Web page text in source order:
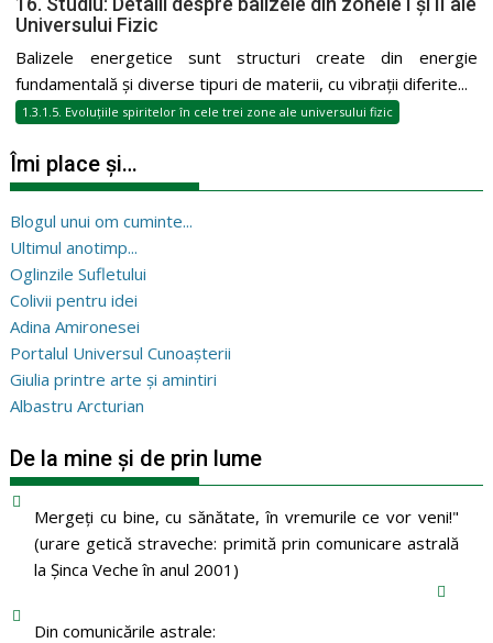
Universului Fizic
Balizele energetice sunt structuri create din energie
fundamentală și diverse tipuri de materii, cu vibrații diferite...
1.3.1.5. Evoluțiile spiritelor în cele trei zone ale universului fizic
Îmi place și…
Blogul unui om cuminte...
Ultimul anotimp...
Oglinzile Sufletului
Colivii pentru idei
Adina Amironesei
Portalul Universul Cunoașterii
Giulia printre arte și amintiri
Albastru Arcturian
De la mine și de prin lume
Mergeţi cu bine, cu sănătate, în vremurile ce vor veni!"
(urare getică straveche: primită prin comunicare astrală
la Şinca Veche în anul 2001)
Din comunicările astrale: